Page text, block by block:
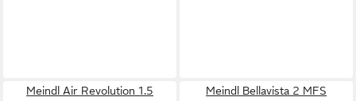
Meindl Air Revolution 1.5
Meindl Bellavista 2 MFS